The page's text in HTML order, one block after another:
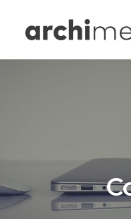
Multimedia
Portfolio
Universal Design